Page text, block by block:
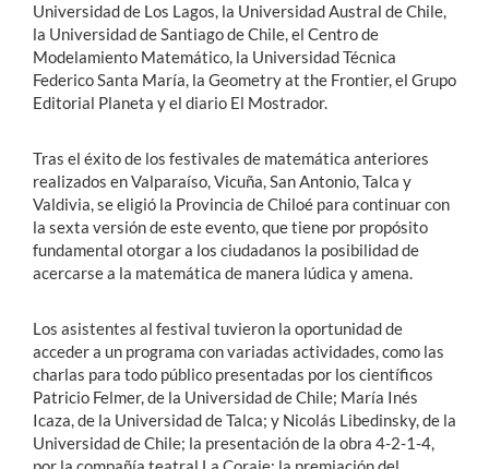
Universidad de Los Lagos, la Universidad Austral de Chile,
la Universidad de Santiago de Chile, el Centro de
Modelamiento Matemático, la Universidad Técnica
Federico Santa María, la Geometry at the Frontier, el Grupo
Editorial Planeta y el diario El Mostrador.
Tras el éxito de los festivales de matemática anteriores
realizados en Valparaíso, Vicuña, San Antonio, Talca y
Valdivia, se eligió la Provincia de Chiloé para continuar con
la sexta versión de este evento, que tiene por propósito
fundamental otorgar a los ciudadanos la posibilidad de
acercarse a la matemática de manera lúdica y amena.
Los asistentes al festival tuvieron la oportunidad de
acceder a un programa con variadas actividades, como las
charlas para todo público presentadas por los científicos
Patricio Felmer, de la Universidad de Chile; María Inés
Icaza, de la Universidad de Talca; y Nicolás Libedinsky, de la
Universidad de Chile; la presentación de la obra 4-2-1-4,